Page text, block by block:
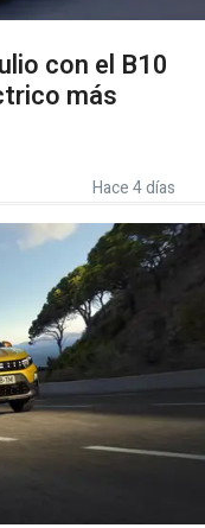
con el B10
más
Hace 4 días